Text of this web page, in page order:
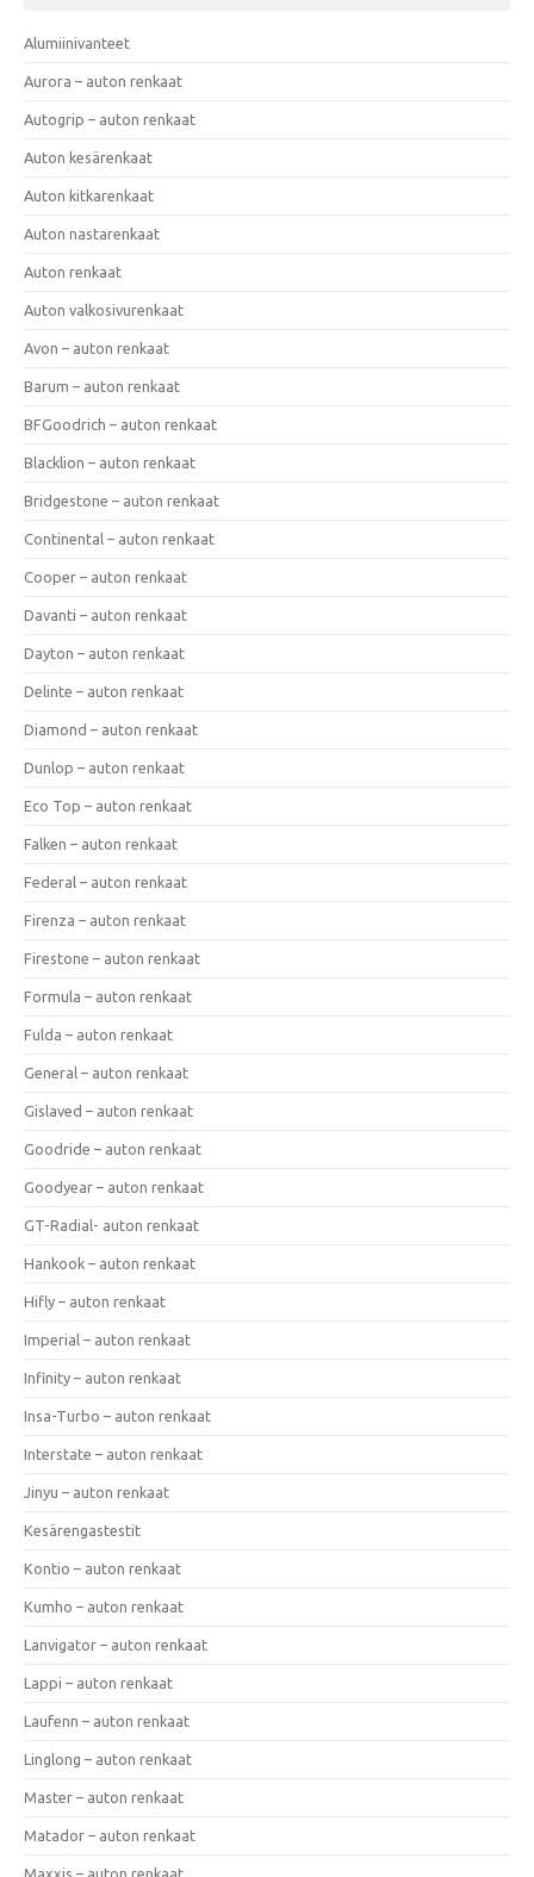
Alumiinivanteet
Aurora – auton renkaat
Autogrip – auton renkaat
Auton kesärenkaat
Auton kitkarenkaat
Auton nastarenkaat
Auton renkaat
Auton valkosivurenkaat
Avon – auton renkaat
Barum – auton renkaat
BFGoodrich – auton renkaat
Blacklion – auton renkaat
Bridgestone – auton renkaat
Continental – auton renkaat
Cooper – auton renkaat
Davanti – auton renkaat
Dayton – auton renkaat
Delinte – auton renkaat
Diamond – auton renkaat
Dunlop – auton renkaat
Eco Top – auton renkaat
Falken – auton renkaat
Federal – auton renkaat
Firenza – auton renkaat
Firestone – auton renkaat
Formula – auton renkaat
Fulda – auton renkaat
General – auton renkaat
Gislaved – auton renkaat
Goodride – auton renkaat
Goodyear – auton renkaat
GT-Radial- auton renkaat
Hankook – auton renkaat
Hifly – auton renkaat
Imperial – auton renkaat
Infinity – auton renkaat
Insa-Turbo – auton renkaat
Interstate – auton renkaat
Jinyu – auton renkaat
Kesärengastestit
Kontio – auton renkaat
Kumho – auton renkaat
Lanvigator – auton renkaat
Lappi – auton renkaat
Laufenn – auton renkaat
Linglong – auton renkaat
Master – auton renkaat
Matador – auton renkaat
Maxxis – auton renkaat